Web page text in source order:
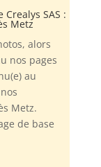
Crealys SAS :
Metz
alors
nos pages
au
Metz.
de base